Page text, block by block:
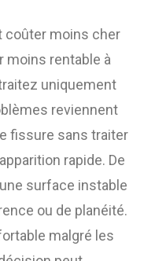
coûter moins cher
moins rentable à
uniquement
reviennent
fissure sans traiter
rapide. De
surface instable
ou de planéité.
malgré les